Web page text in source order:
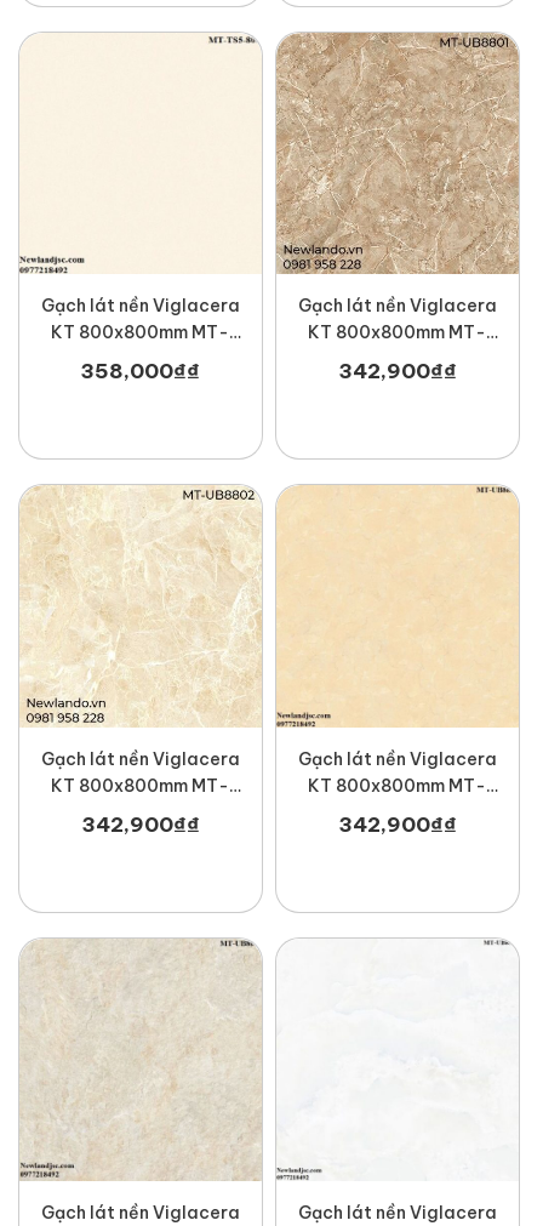
Gạch lát nền Viglacera
KT 800x800mm MT-
TS5-800
358,000₫₫
Gạch lát nền Viglacera
KT 800x800mm MT-
UB8801
342,900₫₫
Gạch lát nền Viglacera
KT 800x800mm MT-
UB8802
342,900₫₫
Gạch lát nền Viglacera
KT 800x800mm MT-
UB8804
342,900₫₫
Gạch lát nền Viglacera
Gạch lát nền Viglacera